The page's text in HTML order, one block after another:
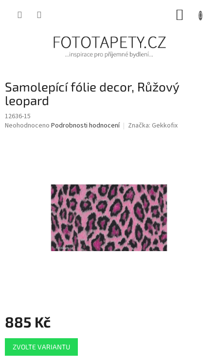
Samolepící fólie decor, Růžový
leopard
12636-15
Průměrné
Neohodnoceno Podrobnosti hodnocení Značka: Gekkofix
885 Kč
Měrná
cena:
ZVOLTE VARIANTU